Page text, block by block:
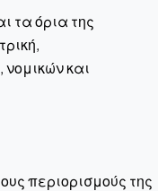
τα όρια της
και
περιορισμούς της